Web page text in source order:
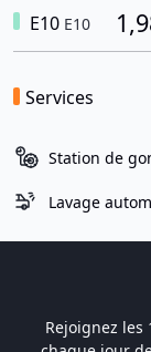
E10 E10
Services
Station de
Lavage
Rejoignez